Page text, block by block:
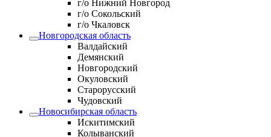
г/о Нижний Новгород
г/о Сокольский
г/о Чкаловск
Новгородская область
Валдайский
Демянский
Новгородский
Окуловский
Старорусский
Чудовский
Новосибирская область
Искитимский
Колыванский